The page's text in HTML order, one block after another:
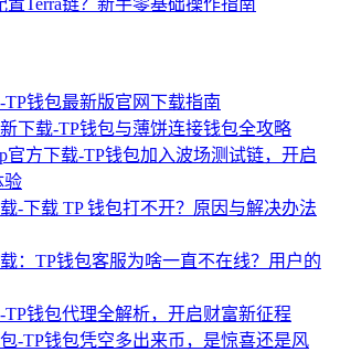
置Terra链？新手零基础操作指南
TP钱包最新版官网下载指南
下载-TP钱包与薄饼连接钱包全攻略
官方下载-TP钱包加入波场测试链，开启
验
-下载 TP 钱包打不开？原因与解决办法
：TP钱包客服为啥一直不在线？用户的
TP钱包代理全解析，开启财富新征程
-TP钱包凭空多出来币，是惊喜还是风